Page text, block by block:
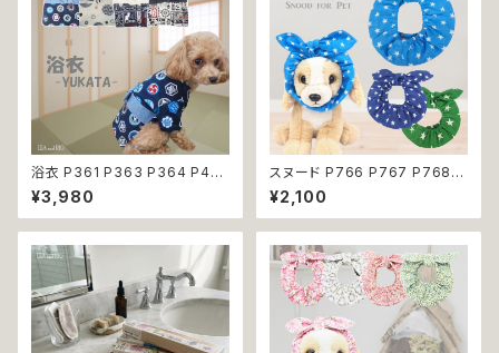
浴衣 P361 P363 P364 P40
3 ハンドメイド 手鞠 紺 ネイビ
ー 白 ホワイト きなり ドッグ ウ
ェア ドッグウエア 犬 猫 ペット
装 和柄 小型犬 子犬 仔犬 夏 返
品交換不可
¥3,980
スヌード P766 P767 P768
カチューシャ うさ耳 たれ耳 うさ
みみ ドッグウェア ドッグ ウェア
ドッグウエア 犬 猫 ペット 服 犬
犬 濡れ防止 汚れ防止 返品交換
不可
¥2,100